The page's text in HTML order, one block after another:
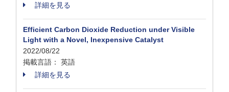
詳細を見る
Efficient Carbon Dioxide Reduction under Visible
Light with a Novel, Inexpensive Catalyst
2022/08/22
掲載言語： 英語
詳細を見る